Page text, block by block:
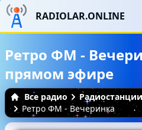
RADIOLAR.ONLINE
Ретро ФМ -
прямом эфире
Все радио Радиостанции
Ретро ФМ - Вечеринка